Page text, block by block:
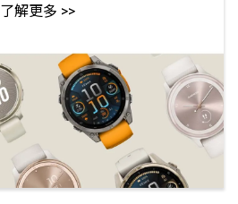
了解更多 >>